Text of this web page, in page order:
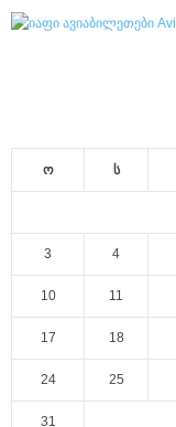
ო ს
3 4
10 11
17 18
24 25
31